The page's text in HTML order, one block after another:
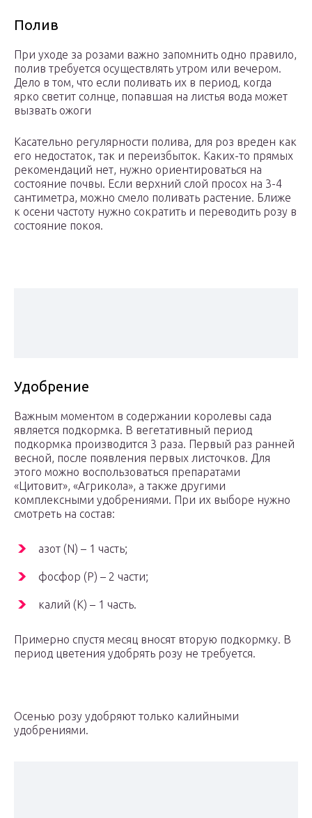
Полив
При уходе за розами важно запомнить одно правило,
полив требуется осуществлять утром или вечером.
Дело в том, что если поливать их в период, когда
ярко светит солнце, попавшая на листья вода может
вызвать ожоги
Касательно регулярности полива, для роз вреден как
его недостаток, так и переизбыток. Каких-то прямых
рекомендаций нет, нужно ориентироваться на
состояние почвы. Если верхний слой просох на 3-4
сантиметра, можно смело поливать растение. Ближе
к осени частоту нужно сократить и переводить розу в
состояние покоя.
Удобрение
Важным моментом в содержании королевы сада
является подкормка. В вегетативный период
подкормка производится 3 раза. Первый раз ранней
весной, после появления первых листочков. Для
этого можно воспользоваться препаратами
«Цитовит», «Агрикола», а также другими
комплексными удобрениями. При их выборе нужно
смотреть на состав:
азот (N) – 1 часть;
фосфор (P) – 2 части;
калий (K) – 1 часть.
Примерно спустя месяц вносят вторую подкормку. В
период цветения удобрять розу не требуется.
Осенью розу удобряют только калийными
удобрениями.